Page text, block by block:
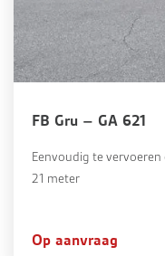
FB Gru – GA 621
Eenvoudig te
21 meter
Op aanvraag